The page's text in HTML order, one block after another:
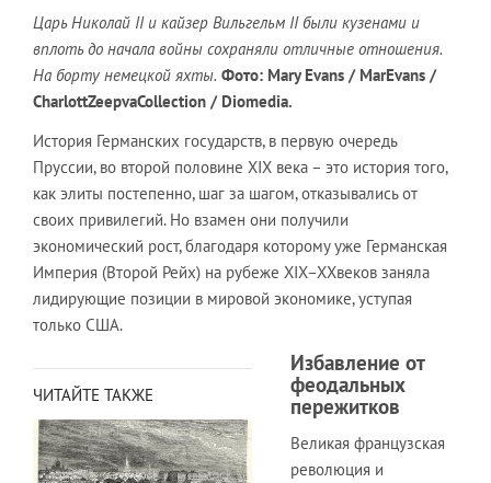
Царь Николай II и кайзер Вильгельм II были кузенами и
вплоть до начала войны сохраняли отличные отношения.
На борту немецкой яхты. Фото: Mary Evans / MarEvans /
CharlottZeepvaCollection / Diomedia.
История Германских государств, в первую очередь
Пруссии, во второй половине XIX века – это история того,
как элиты постепенно, шаг за шагом, отказывались от
своих привилегий. Но взамен они получили
экономический рост, благодаря которому уже Германская
Империя (Второй Рейх) на рубеже XIX–XXвеков заняла
лидирующие позиции в мировой экономике, уступая
только США.
ЧИТАЙТЕ ТАКЖЕ
Избавление от
феодальных
пережитков
Великая французская
революция и